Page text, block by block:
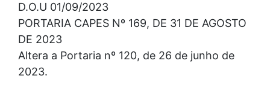
D.O.U 01/09/2023
PORTARIA CAPES Nº 169, DE 31 DE AGOSTO
DE 2023
Altera a Portaria nº 120, de 26 de junho de
2023.